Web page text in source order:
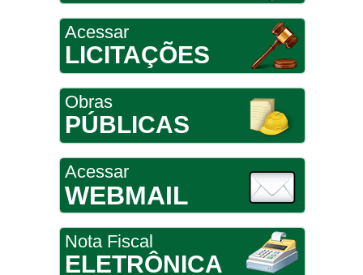
Acessar
LICITAÇÕES
Obras
PÚBLICAS
Acessar
WEBMAIL
Nota Fiscal
ELETRÔNICA